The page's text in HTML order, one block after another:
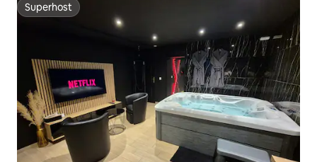
Superhost
Superhost